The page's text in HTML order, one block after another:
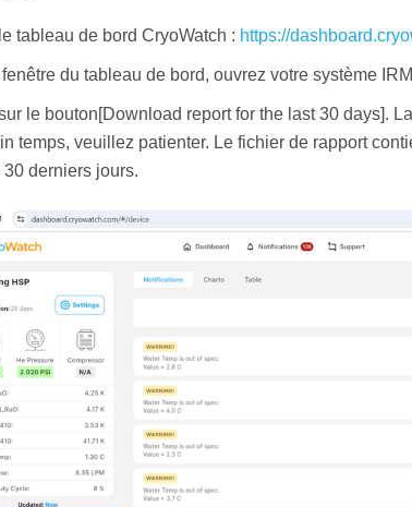
tableau de bord CryoWatch : https://
du tableau de bord, ouvrez votre système
le bouton[Download report for the last 30 days].
temps, veuillez patienter. Le fichier de rapport
30 derniers jours.